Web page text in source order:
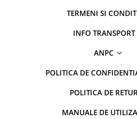
TERMENI SI
INFO TRANSPORT
ANPC
POLITICA DE
POLITICA DE RETUR
MANUALE DE